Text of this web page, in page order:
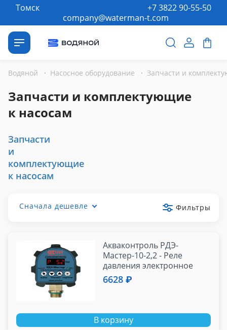
Томск
company@waterman-t.com
+7 3822 90-55-50
Водяной · Насосное оборудование ·
Запчасти и комплектующие
к насосам
Запчасти
и
комплектующие
к насосам
Сначала дешевле Фильтры
Акваконтроль РДЭ-
Мастер-10-2,2 - Реле
давления электронное
Extra (2,2кВт; 5%)
6628 ₽
В корзину